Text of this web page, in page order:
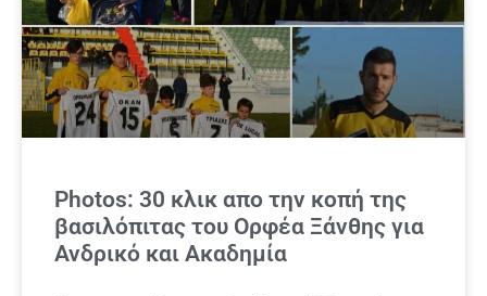
Photos: 30 κλικ απο την κοπή της
βασιλόπιτας του Ορφέα Ξάνθης για
Ανδρικό και Ακαδημία